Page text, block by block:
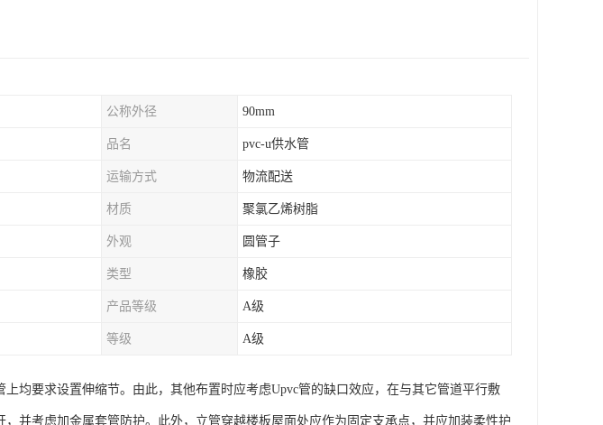
公称外径 90mm
品名 pvc-u供水管
运输方式 物流配送
材质 聚氯乙烯树脂
外观 圆管子
类型 橡胶
产品等级 A级
等级 A级
均要求设置伸缩节。由此，其他布置时应考虑Upvc管的缺口效应，在与其它管道平行敷
并考虑加金属套管防护。此外，立管穿越楼板屋面处应作为固定支承点，并应加装柔性护